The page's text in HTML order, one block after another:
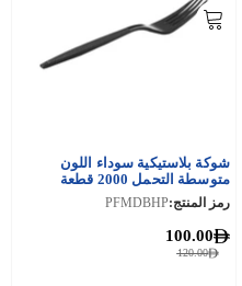
شوكة بلاستيكية سوداء اللون
متوسطة التحمل 2000 قطعة
رمز المنتج:PFMDBHP
120.00
100.00